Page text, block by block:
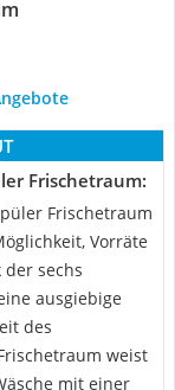
Frischetraum:
Frischetraum
Vorräte
der sechs
ausgiebige
des
weist
mit einer